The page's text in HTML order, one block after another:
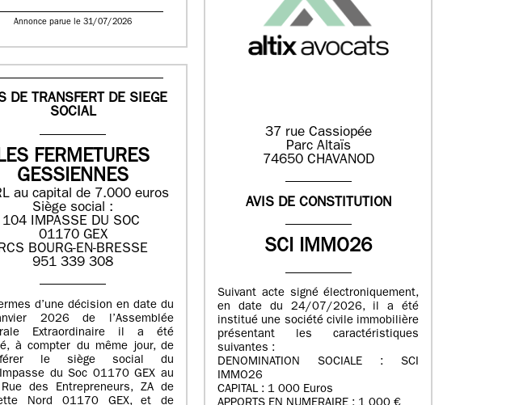
Annonce parue le 31/07/2026
37 rue Cassiopée
Parc Altaïs
74650 CHAVANOD
AVIS DE CONSTITUTION
SCI IMMO26
Suivant acte signé électroniquement,
en date du 24/07/2026, il a été
institué une société civile immobilière
présentant les caractéristiques
suivantes :
DENOMINATION SOCIALE : SCI
IMMO26
CAPITAL : 1 000 Euros
DE TRANSFERT DE SIEGE
SOCIAL
FERMETURES
GESSIENNES
au capital de 7.000 euros
Siège social :
104 IMPASSE DU SOC
01170 GEX
BOURG-EN-BRESSE
951 339 308
d’une décision en date du
2026 de l’Assemblée
Extraordinaire il a été
à compter du même jour, de
le siège social du
du Soc 01170 GEX au
des Entrepreneurs, ZA de
Nord 01170 GEX, et de